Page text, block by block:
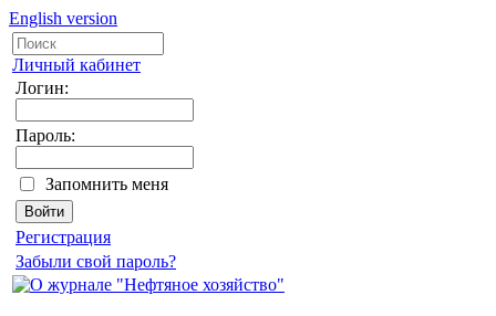
English version
Личный кабинет
Логин:
Пароль:
Запомнить меня
Регистрация
Забыли свой пароль?